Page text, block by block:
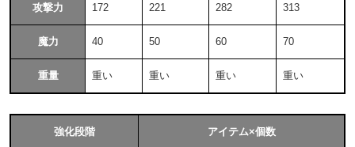
攻撃力 172 221 282 313
魔力 40 50 60 70
重量 重い 重い 重い 重い
強化段階 アイテム×個数